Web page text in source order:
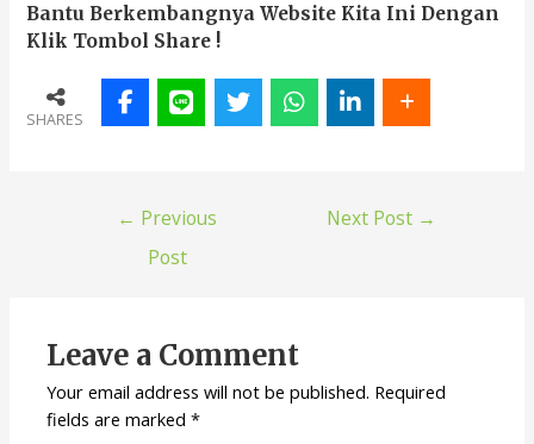
Bantu Berkembangnya Website Kita Ini Dengan
Klik Tombol Share !
SHARES
← Previous
Post
Next Post →
Leave a Comment
Your email address will not be published. Required
fields are marked*